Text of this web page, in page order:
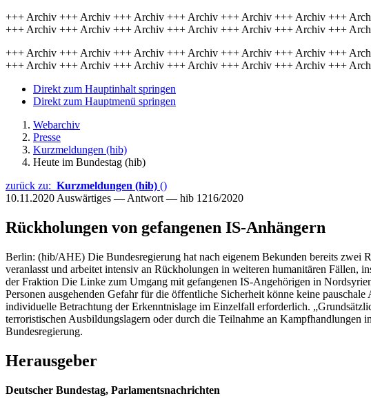
+++ Archiv +++ Archiv +++ Archiv +++ Archiv +++ Archiv +++ Archiv +++
+++ Archiv +++ Archiv +++ Archiv +++ Archiv +++ Archiv +++ Archiv +++
+++ Archiv +++ Archiv +++ Archiv +++ Archiv +++ Archiv +++ Archiv +++
+++ Archiv +++ Archiv +++ Archiv +++ Archiv +++ Archiv +++ Archiv +++
Direkt zum Hauptinhalt springen
Direkt zum Hauptmenü springen
Webarchiv
Presse
Kurzmeldungen (hib)
Heute im Bundestag (hib)
zurück zu: Kurzmeldungen (hib) ()
10.11.2020 Auswärtiges — Antwort — hib 1216/2020
Rückholungen von gefangenen IS-Anhängern
Berlin: (hib/AHE) Die Bundesregierung hat nach eigenem Bekunden bereits zwei
veranlasst und arbeitet intensiv an Rückholungen in weiteren humanitären Fällen,
der Fraktion Die Linke zum Umgang mit gefangenen IS-Angehörigen in
Personen ausgehenden Gefahr für die öffentliche Sicherheit könne keine
individuelle Betrachtung der Erkenntnislage im Einzelfall erforderlich.
terroristischen Ausbildungslagern oder durch die Teilnahme an Kampfhandlungen
Bundesregierung.
Herausgeber
Deutscher Bundestag, Parlamentsnachrichten